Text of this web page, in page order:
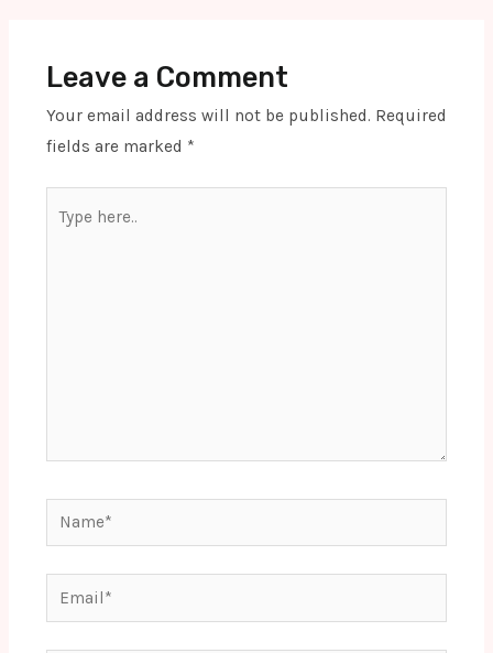
Leave a Comment
Your email address will not be published. Required
fields are marked *
here..
Name*
Email*